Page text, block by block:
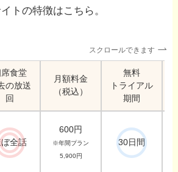
トの特徴はこちら。
スクロールできます
食堂
の放送
回
月額料金
（税込）
無料
トライアル
期間
全話
600円
※年間プラン
5,900円
30日間